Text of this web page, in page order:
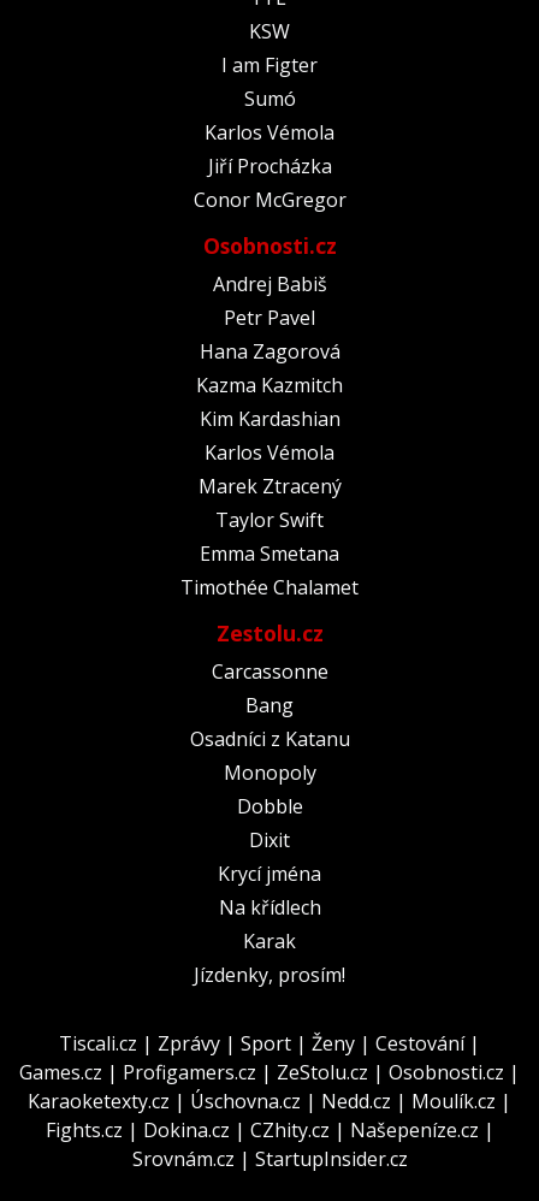
KSW
I am Figter
Sumó
Karlos Vémola
Jiří Procházka
Conor McGregor
Osobnosti.cz
Andrej Babiš
Petr Pavel
Hana Zagorová
Kazma Kazmitch
Kim Kardashian
Karlos Vémola
Marek Ztracený
Taylor Swift
Emma Smetana
Timothée Chalamet
Zestolu.cz
Carcassonne
Bang
Osadníci z Katanu
Monopoly
Dobble
Dixit
Krycí jména
Na křídlech
Karak
Jízdenky, prosím!
Tiscali.cz | Zprávy | Sport | Ženy | Cestování|
Games.cz | Profigamers.cz | ZeStolu.cz | Osobnosti.cz |
Karaoketexty.cz | Úschovna.cz | Nedd.cz | Moulík.cz |
Fights.cz | Dokina.cz | CZhity.cz | Našepeníze.cz |
Srovnám.cz | StartupInsider.cz